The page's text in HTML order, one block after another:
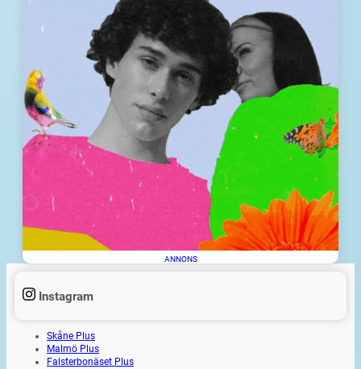
ANNONS
Instagram
Skåne Plus
Malmö Plus
Falsterbonäset Plus